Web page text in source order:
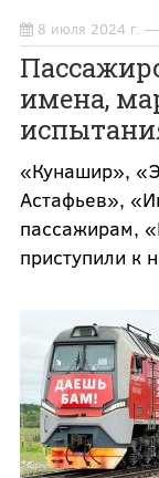
8 июля 2024 г.
имена,
«Кунашир»,
Астафьев»,
пассажирам,
приступили к